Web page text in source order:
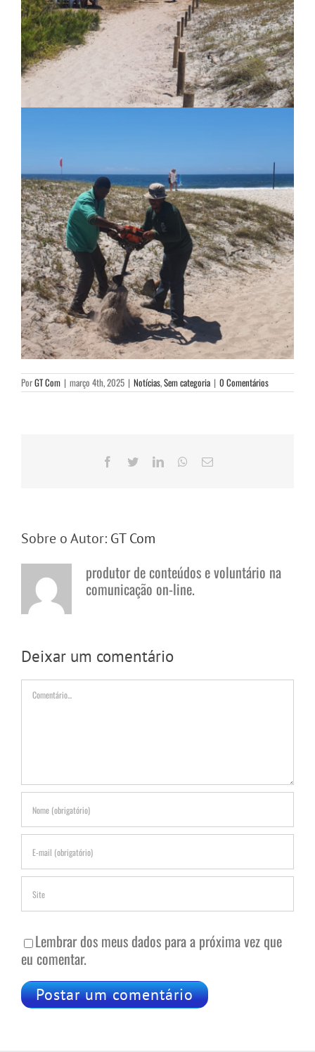
PorGT Com | março 4th, 2025 | Notícias,Sem categoria | 0 Comentários
Facebook
TwitterLinkedInWhatsApp
E-
Sobre o Autor: GT Com
produtor de conteúdos e voluntário na
comunicação on-line.
Deixar um comentário
Comentário
Lembrar dos meus dados para a próxima vez que
eu comentar.